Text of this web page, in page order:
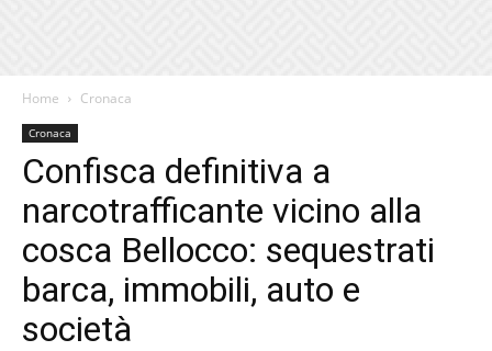
Home Cronaca
Cronaca
Confisca definitiva a
narcotrafficante vicino alla
cosca Bellocco: sequestrati
barca, immobili, auto e
società